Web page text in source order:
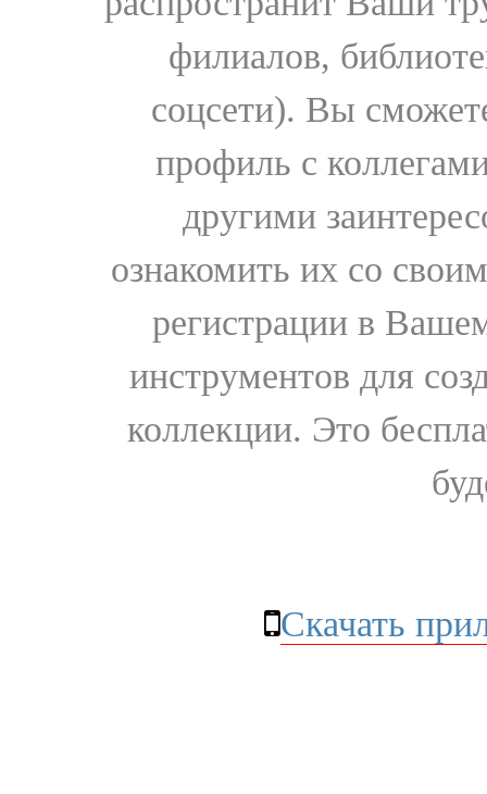
филиалов,
соцсети). Вы
профиль с
другими
ознакомить их со
регистрации в
инструментов для
коллекции. Это
Скачать